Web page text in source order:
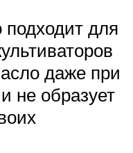
для
даже при
не образует